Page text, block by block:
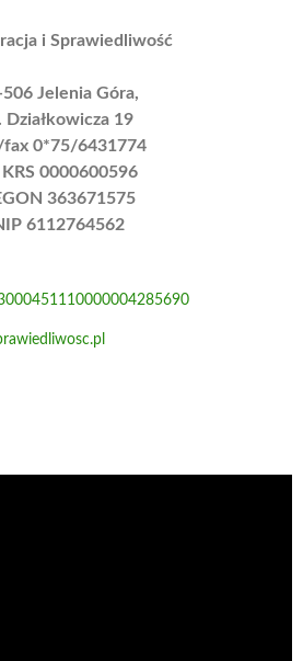
i Sprawiedliwość
Jelenia Góra,
Działkowicza 19
fax 0*75/6431774
KRS 0000600596
363671575
6112764562